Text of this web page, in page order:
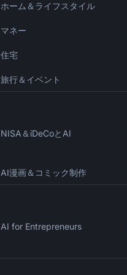
ホーム＆ライフスタイル
マネー
住宅
旅行＆イベント
NISA＆iDeCoとAI
AI漫画＆コミック制作
AI for Entrepreneurs